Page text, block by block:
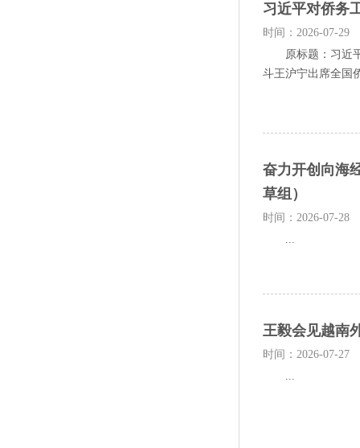
习近平对侨务
时间：2026-07-29
原标题：习近平
斗王沪宁出席全国
奋力开创向海
草组）
时间：2026-07-28
...
王毅会见越南
时间：2026-07-27
...